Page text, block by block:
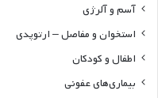
آسم و آلرژی
استخوان و مفاصل – ارتوپدی
اطفال و کودکان
بیماری‌های عفونی